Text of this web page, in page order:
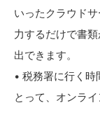
いったクラウド
力するだけで書
出できます。
• 税務署に行く
とって、オンラ